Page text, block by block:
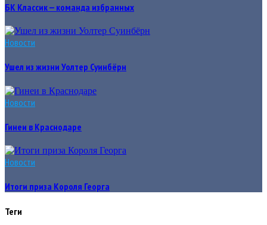
БК Классик — команда избранных
Новости
Ушел из жизни Уолтер Суинбёрн
Новости
Гинеи в Краснодаре
Новости
Итоги приза Короля Георга
Теги